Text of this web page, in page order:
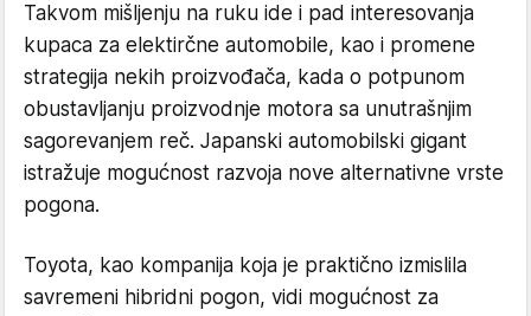
Takvom mišljenju na ruku ide i pad interesovanja
kupaca za elektirčne automobile, kao i promene
strategija nekih proizvođača, kada o potpunom
obustavljanju proizvodnje motora sa unutrašnjim
sagorevanjem reč. Japanski automobilski gigant
istražuje mogućnost razvoja nove alternativne vrste
pogona.
Toyota, kao kompanija koja je praktično izmislila
savremeni hibridni pogon, vidi mogućnost za